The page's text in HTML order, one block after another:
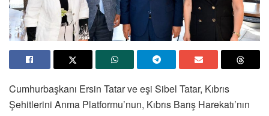
Cumhurbaşkanı Ersin Tatar ve eşi Sibel Tatar, Kıbrıs
Şehitlerini Anma Platformu’nun, Kıbrıs Barış Harekatı’nın